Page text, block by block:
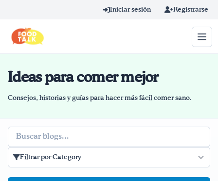
Iniciar sesión Registrarse
Término de búsqueda
Home
Blog
Recetas
Ideas para comer mejor
Consejos, historias y guías para hacer más fácil comer sano.
Buscar
Filtrar por Category